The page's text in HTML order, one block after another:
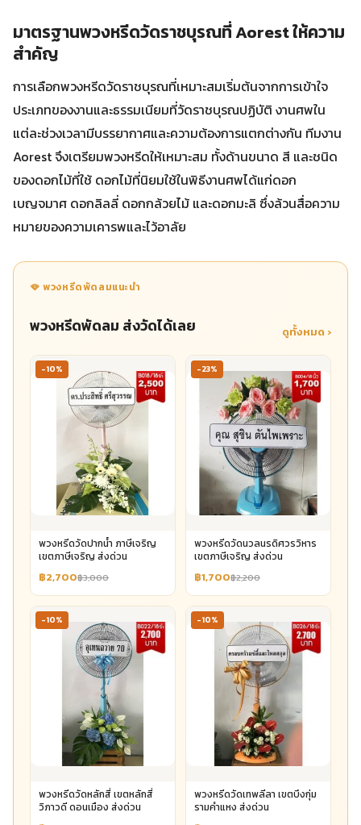
มาตรฐานพวงหรีดวัดราชบุรณที่ Aorest ให้ความ
สำคัญ
การเลือกพวงหรีดวัดราชบุรณที่เหมาะสมเริ่มต้นจากการเข้าใจ
ประเภทของงานและธรรมเนียมที่วัดราชบุรณปฏิบัติ งานศพใน
แต่ละช่วงเวลามีบรรยากาศและความต้องการแตกต่างกัน ทีมงาน
Aorest จึงเตรียมพวงหรีดให้เหมาะสม ทั้งด้านขนาด สี และชนิด
ของดอกไม้ที่ใช้ ดอกไม้ที่นิยมใช้ในพิธีงานศพได้แก่ดอก
เบญจมาศ ดอกลิลลี่ ดอกกล้วยไม้ และดอกมะลิ ซึ่งล้วนสื่อความ
หมายของความเคารพและไว้อาลัย
🪭 พวงหรีดพัดลมแนะนำ
พวงหรีดพัดลม ส่งวัดได้เลย ดูทั้งหมด ›
-10%
พวงหรีดวัดปากน้ำ ภาษีเจริญ
เขตภาษีเจริญ ส่งด่วน
฿2,700฿3,000
-23%
พวงหรีดวัดนวลนรดิศวรวิหาร
เขตภาษีเจริญ ส่งด่วน
฿1,700฿2,200
-10%
พวงหรีดวัดหลักสี่ เขตหลักสี่
วิภาวดี ดอนเมือง ส่งด่วน
-10%
พวงหรีดวัดเทพลีลา เขตบึงกุ่ม
รามคำแหง ส่งด่วน